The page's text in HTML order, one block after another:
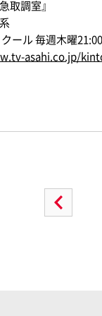
調室』
ール 毎週木曜21:00
asahi.co.jp/